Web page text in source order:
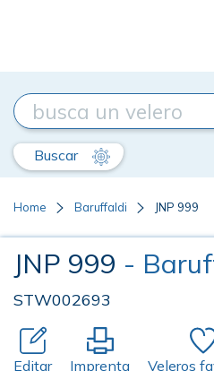
Buscar
Home Baruffaldi JNP 999
JNP 999 -
STW002693
Editar Imprenta Veleros